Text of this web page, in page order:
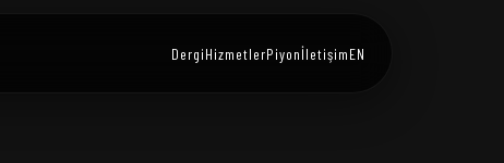
DergiHizmetlerPiyonİletişimEN